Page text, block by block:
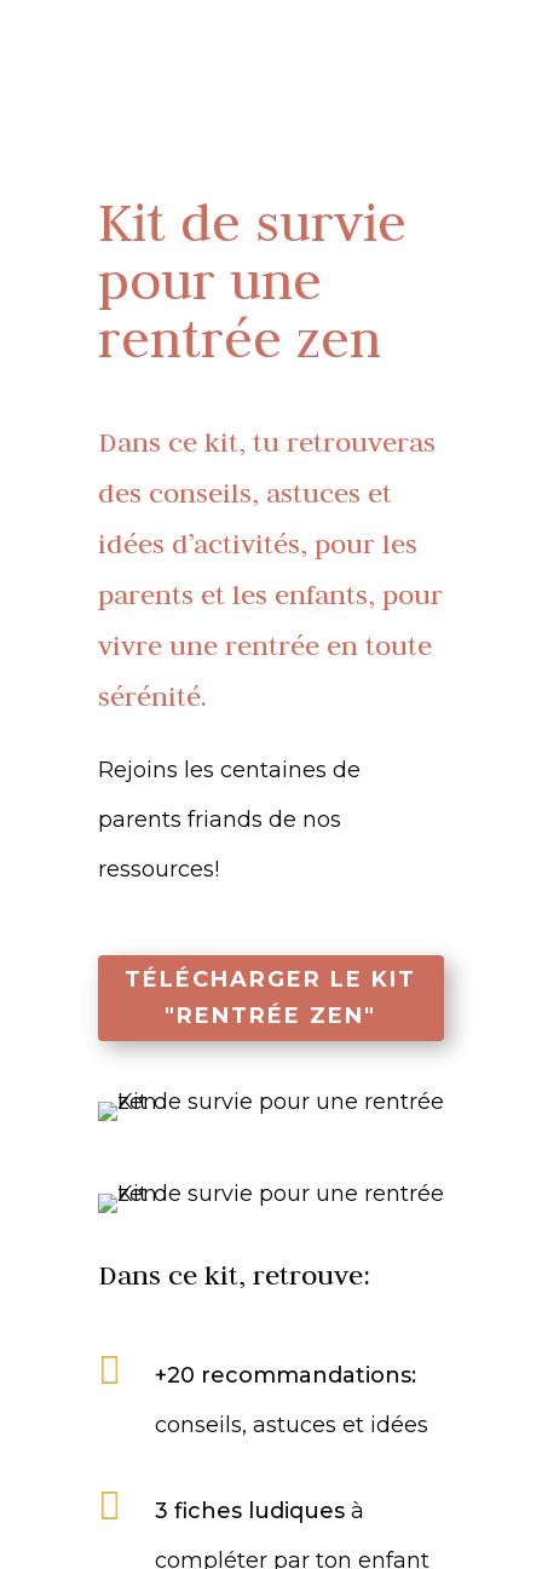
Kit de survie
pour une
rentrée zen
Dans ce kit, tu retrouveras
des conseils, astuces et
idées d’activités, pour les
parents et les enfants, pour
vivre une rentrée en toute
sérénité.
Rejoins les centaines de
parents friands de nos
ressources!
TÉLÉCHARGER LE KIT
"RENTRÉE ZEN"
Dans ce kit, retrouve:

+20 recommandations:
conseils, astuces et idées
 3 fiches ludiques à
compléter par ton enfant